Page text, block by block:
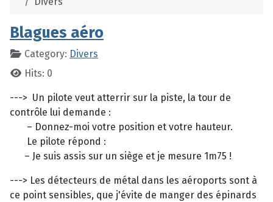
Blagues aéro
Category: Divers
Hits: 0
---> Un pilote veut atterrir sur la piste, la tour de
contrôle lui demande :
– Donnez-moi votre position et votre hauteur.
Le pilote répond :
– Je suis assis sur un siège et je mesure 1m75 !
---> Les détecteurs de métal dans les aéroports sont à
ce point sensibles, que j'évite de manger des épinards